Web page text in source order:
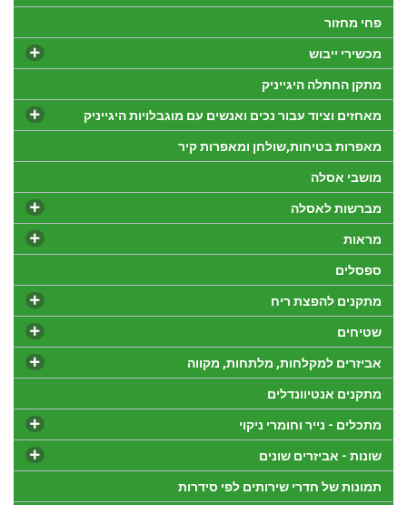
פחי מחזור
מכשירי ייבוש
מתקן החתלה היגייניק
מאחזים וציוד עבור נכים ואנשים עם מוגבלויות היגייניק
מאפרות בטיחות,שולחן ומאפרות קיר
מושבי אסלה
מברשות לאסלה
מראות
ספסלים
מתקנים להפצת ריח
שטיחים
אביזרים למקלחות, מלתחות, מקווה
מתקנים אנטיוונדלים
מתכלים - נייר וחומרי ניקוי
שונות - אביזרים שונים
תמונות של חדרי שירותים לפי סידרות